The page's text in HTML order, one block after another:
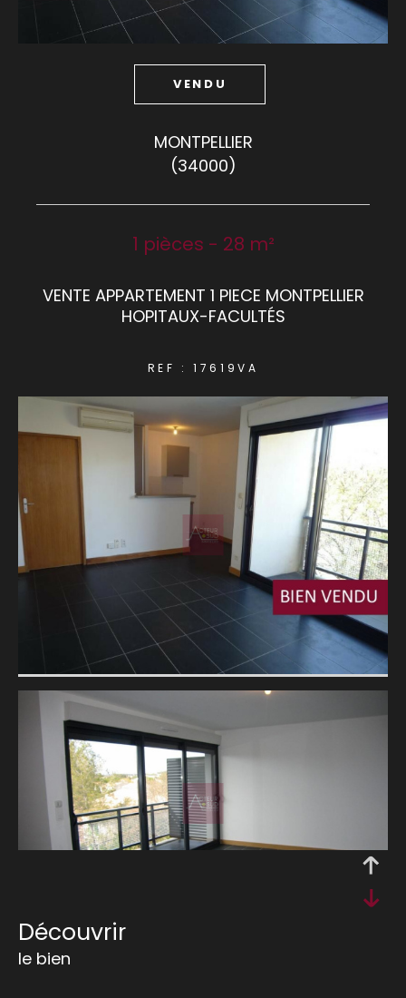
VENDU
MONTPELLIER
(34000)
1 pièces - 28 m²
VENTE APPARTEMENT 1 PIECE MONTPELLIER
HOPITAUX-FACULTÉS
REF : 17619VA
découvrir
le bien
Pièces
AFFINER LES CRITÈRES
NOUVEAUTÉS
RECHERCHER